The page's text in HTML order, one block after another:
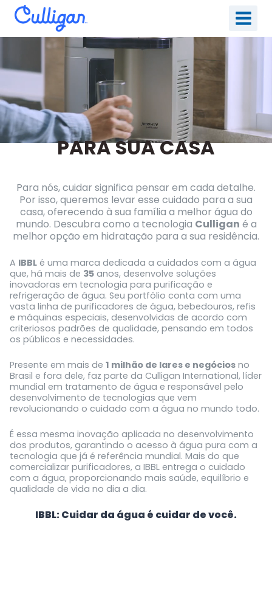
Pular
para
Conteúdo
PARA SUA CASA
Para nós, cuidar significa pensar em cada detalhe.
Por isso, queremos levar esse cuidado para a sua
casa, oferecendo à sua família a melhor água do
mundo. Descubra como a tecnologia Culligan é a
melhor opção em hidratação para a sua residência.
A IBBL é uma marca dedicada a cuidados com a água
que, há mais de 35 anos, desenvolve soluções
inovadoras em tecnologia para purificação e
refrigeração de água. Seu portfólio conta com uma
vasta linha de purificadores de água, bebedouros, refis
e máquinas especiais, desenvolvidas de acordo com
criteriosos padrões de qualidade, pensando em todos
os públicos e necessidades.
Presente em mais de 1 milhão de lares e negócios no
Brasil e fora dele, faz parte da Culligan International, líder
mundial em tratamento de água e responsável pelo
desenvolvimento de tecnologias que vem
revolucionando o cuidado com a água no mundo todo.
É essa mesma inovação aplicada no desenvolvimento
dos produtos, garantindo o acesso à água pura com a
tecnologia que já é referência mundial. Mais do que
comercializar purificadores, a IBBL entrega o cuidado
com a água, proporcionando mais saúde, equilíbrio e
qualidade de vida no dia a dia.
IBBL: Cuidar da água é cuidar de você.